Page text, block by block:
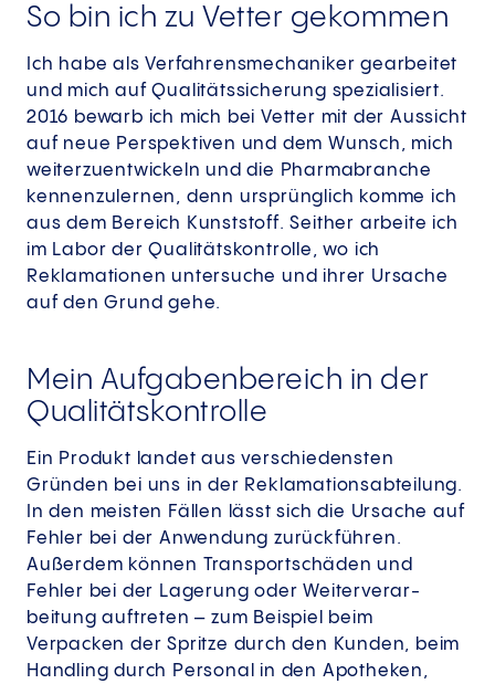
So bin ich zu Vetter gekommen
Ich habe als Verfahrensmechaniker gearbeitet
und mich auf Qualitätssicherung spezialisiert.
2016 bewarb ich mich bei Vetter mit der Aussicht
auf neue Perspektiven und dem Wunsch, mich
weiterzuentwickeln und die Pharmabranche
kennenzulernen, denn ursprünglich komme ich
aus dem Bereich Kunststoff. Seither arbeite ich
im Labor der Qualitätskontrolle, wo ich
Reklamationen untersuche und ihrer Ursache
auf den Grund gehe.
Mein Aufgabenbereich in der
Qualitätskontrolle
Ein Produkt landet aus verschiedensten
Gründen bei uns in der Reklamationsabteilung.
In den meisten Fällen lässt sich die Ursache auf
Fehler bei der Anwendung zurückführen.
Außerdem können Transportschäden und
Fehler bei der Lagerung oder Weiter­verar­
beitung auftreten – zum Beispiel beim
Verpacken der Spritze durch den Kunden, beim
Handling durch Personal in den Apotheken,